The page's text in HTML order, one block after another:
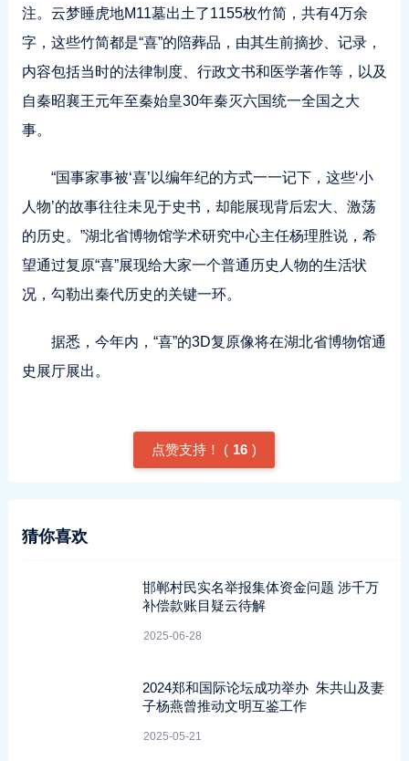
注。云梦睡虎地M11墓出土了1155枚竹简，共有4万余
字，这些竹简都是“喜”的陪葬品，由其生前摘抄、记录，
内容包括当时的法律制度、行政文书和医学著作等，以及
自秦昭襄王元年至秦始皇30年秦灭六国统一全国之大
事。
“国事家事被‘喜’以编年纪的方式一一记下，这些‘小
人物’的故事往往未见于史书，却能展现背后宏大、激荡
的历史。”湖北省博物馆学术研究中心主任杨理胜说，希
望通过复原“喜”展现给大家一个普通历史人物的生活状
况，勾勒出秦代历史的关键一环。
据悉，今年内，“喜”的3D复原像将在湖北省博物馆通
史展厅展出。
点赞支持！ ( 16 )
猜你喜欢
邯郸村民实名举报集体资金问题 涉千万
补偿款账目疑云待解
2025-06-28
2024郑和国际论坛成功举办 朱共山及妻
子杨燕曾推动文明互鉴工作
2025-05-21